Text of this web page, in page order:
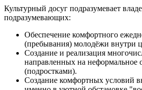
Культурный досуг подразумевает
подразумевающих:
Обеспечение комфортного
(пребывания) молодёжи внутри
Создание и реализация
направленных на неформальное
(подростками).
Создание комфортных условий